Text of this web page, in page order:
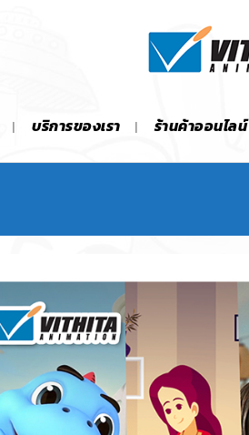
บริการของเรา ร้านค้าออนไลน์